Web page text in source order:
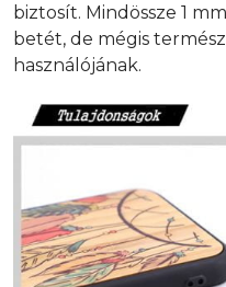
biztosít. Mindössze 1
betét, de mégis
használójának.